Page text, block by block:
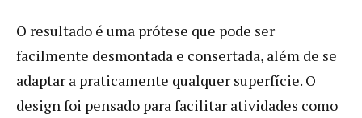
O resultado é uma prótese que pode ser
facilmente desmontada e consertada, além de se
adaptar a praticamente qualquer superfície. O
design foi pensado para facilitar atividades como